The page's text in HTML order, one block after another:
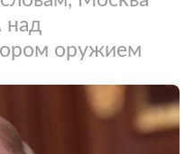
над
оружием